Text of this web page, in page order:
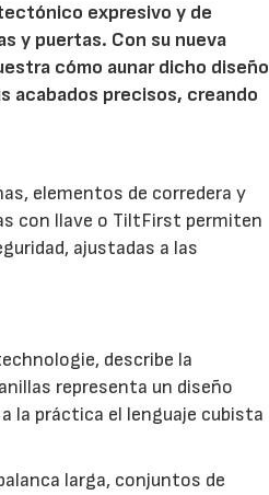
expresivo y de
y puertas. Con su nueva
cómo aunar dicho diseño
acabados precisos, creando
elementos de corredera y
con llave o TiltFirst permiten
ajustadas a las
describe la
representa un diseño
la práctica el lenguaje cubista
larga, conjuntos de
28/07/2026